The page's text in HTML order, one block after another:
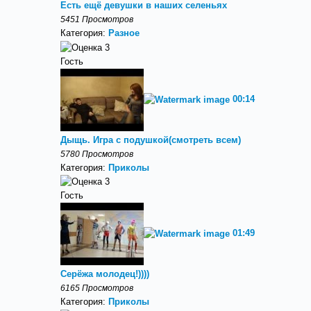
Есть ещё девушки в наших селеньях
5451 Просмотров
Категория: Разное
Гость
00:14
Дыщь. Игра с подушкой(смотреть всем)
5780 Просмотров
Категория: Приколы
Гость
01:49
Серёжа молодец!))))
6165 Просмотров
Категория: Приколы